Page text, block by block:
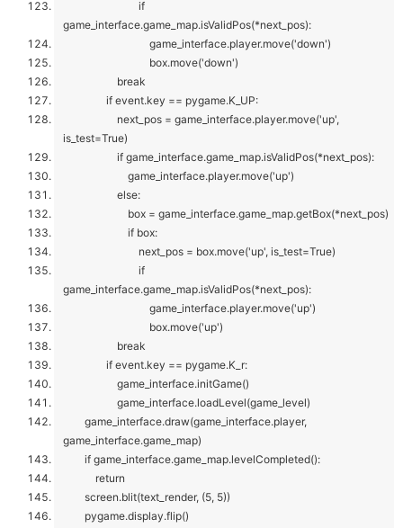
if
game_interface.game_map.isValidPos(*next_pos):
game_interface.player.move('down')
box.move('down')
break
if event.key == pygame.K_UP:
next_pos = game_interface.player.move('up',
is_test=True)
if game_interface.game_map.isValidPos(*next_pos):
game_interface.player.move('up')
else:
box = game_interface.game_map.getBox(*next_pos)
if box:
next_pos = box.move('up', is_test=True)
if
game_interface.game_map.isValidPos(*next_pos):
game_interface.player.move('up')
box.move('up')
break
if event.key == pygame.K_r:
game_interface.initGame()
game_interface.loadLevel(game_level)
game_interface.draw(game_interface.player,
game_interface.game_map)
if game_interface.game_map.levelCompleted():
return
screen.blit(text_render, (5, 5))
pygame.display.flip()